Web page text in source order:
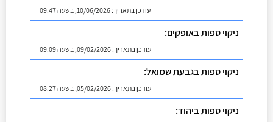
עודכן בתאריך:10/06/2026, בשעה 09:47
ניקוי ספות באופקים:
עודכן בתאריך:09/02/2026, בשעה 09:09
ניקוי ספות בגבעת שמואל:
עודכן בתאריך:05/02/2026, בשעה 08:27
ניקוי ספות ביהוד: